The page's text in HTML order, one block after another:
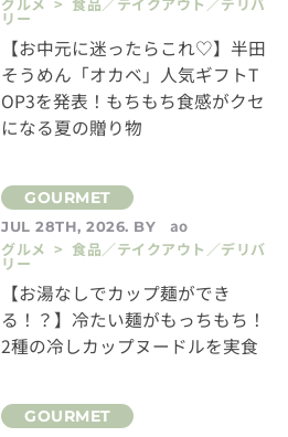
リー
【お中元に迷ったらこれ♡】半田
そうめん「オカベ」人気ギフトT
OP3を発表！もちもち食感がクセ
になる夏の贈り物
JUL 28TH, 2026. BY
ao
グルメ > 食品／テイクアウト／デリバ
リー
【お湯なしでカップ麺ができ
る！？】冷たい麺がもっちもち！
2種の冷しカップヌードルを実食